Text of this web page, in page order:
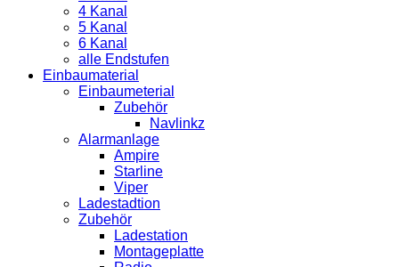
4 Kanal
5 Kanal
6 Kanal
alle Endstufen
Einbaumaterial
Einbaumeterial
Zubehör
Navlinkz
Alarmanlage
Ampire
Starline
Viper
Ladestadtion
Zubehör
Ladestation
Montageplatte